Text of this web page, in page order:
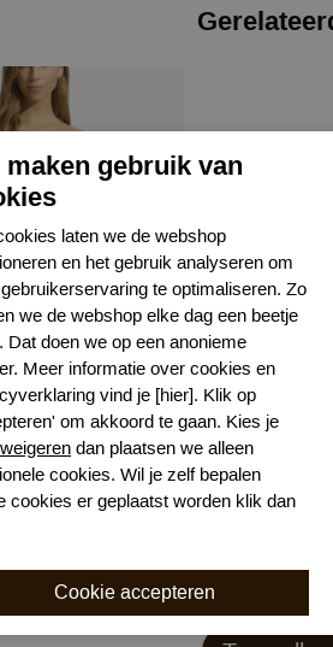
top
gebruik van
laten we de webshop
en het gebruik analyseren om
te optimaliseren. Zo
we de webshop elke dag een beetje
Dat doen we op een anonieme
Meer informatie over cookies en
vind je [hier]. Klik op
om akkoord te gaan. Kies je
weigeren dan plaatsen we alleen
cookies. Wil je zelf bepalen
cookies er geplaatst worden klik dan